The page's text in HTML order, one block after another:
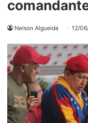
Nelson Algueida 12/